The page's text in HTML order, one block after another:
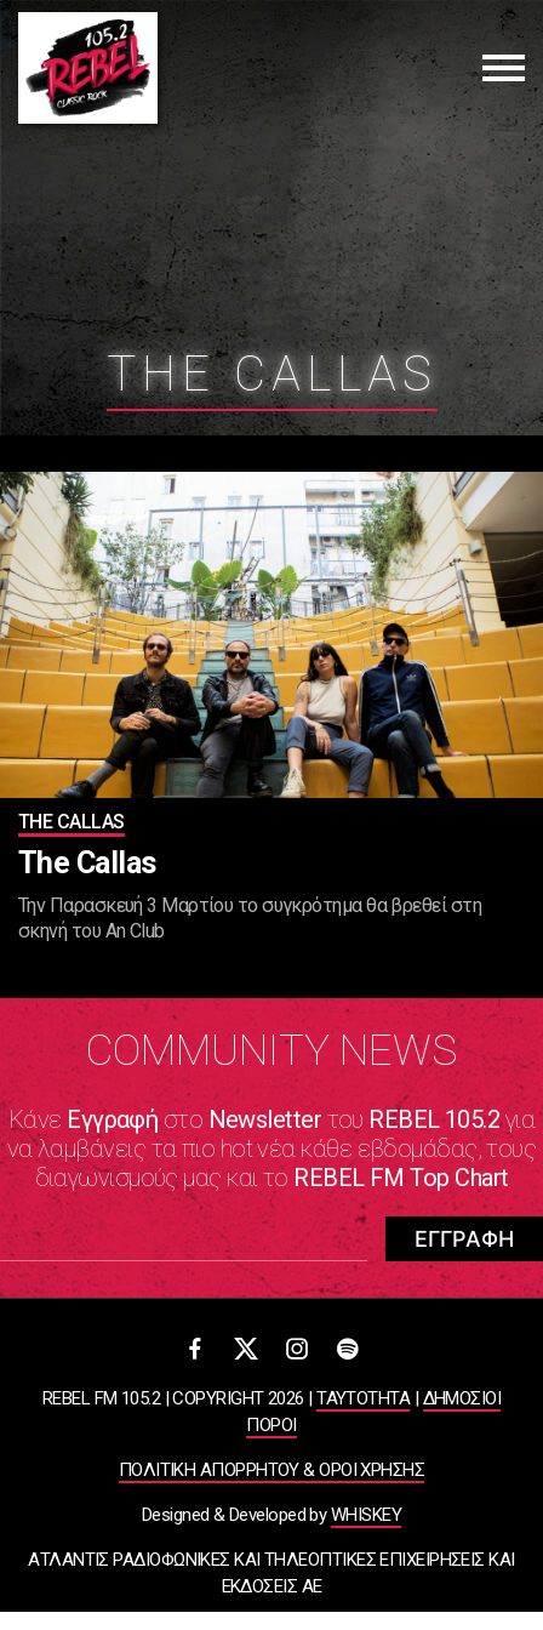
ΤHE CALLAS
ΤHE CALLAS
Τhe Callas
Την Παρασκευή 3 Μαρτίου το συγκρότημα θα βρεθεί στη
σκηνή του An Club
COMMUNITY NEWS
Κάνε Εγγραφήστο NewsletterτουREBEL 105.2για
να λαμβάνεις τα πιο hot νέα κάθε εβδομάδας, τους
διαγωνισμούς μας και το REBEL FM Top Chart
REBEL FM 105.2 | COPYRIGHT 2026 |ΤΑΥΤΟΤΗΤΑ|ΔΗΜΟΣΙΟΙ
ΠΟΡΟΙ
ΠΟΛΙΤΙΚΗ ΑΠΟΡΡΗΤΟΥ & ΟΡΟΙ ΧΡΗΣΗΣ
Designed & Developed byWHISKEY
ΑΤΛΑΝΤΙΣ ΡΑΔΙΟΦΩΝΙΚΕΣ ΚΑΙ ΤΗΛΕΟΠΤΙΚΕΣ ΕΠΙΧΕΙΡΗΣΕΙΣ ΚΑΙ
ΕΚΔΟΣΕΙΣ ΑΕ